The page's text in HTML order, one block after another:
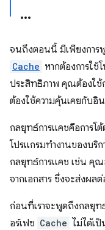
จนถึงตอนนี้ มีเพียงการ
Cache หากต้องการใช้
ประสิทธิภาพ คุณต้องใช้
ต้องใช้ความคุ้นเคยกับอิ
กลยุทธ์การแคชคือการโ
โปรแกรมทำงานของบริ
กลยุทธ์การแคช เช่น คุณ
จากเอกสาร ซึ่งจะส่งผล
ก่อนที่เราจะพูดถึงกลยุท
อร์เฟซ Cache ไม่ได้เ